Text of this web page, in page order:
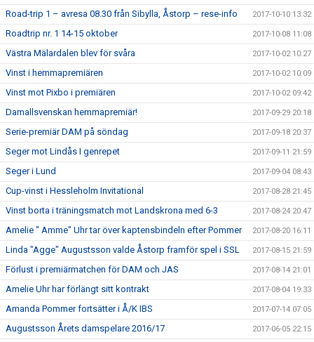
Road-trip 1 – avresa 08.30 från Sibylla, Åstorp – rese-info 2017-10-10 13:32
Roadtrip nr. 1 14-15 oktober 2017-10-08 11:08
Västra Mälardalen blev för svåra 2017-10-02 10:27
Vinst i hemmapremiären 2017-10-02 10:09
Vinst mot Pixbo i premiären 2017-10-02 09:42
Damallsvenskan hemmapremiär! 2017-09-29 20:18
Serie-premiär DAM på söndag 2017-09-18 20:37
Seger mot Lindås I genrepet 2017-09-11 21:59
Seger i Lund 2017-09-04 08:43
Cup-vinst i Hessleholm Invitational 2017-08-28 21:45
Vinst borta i träningsmatch mot Landskrona med 6-3 2017-08-24 20:47
Amelie " Amme" Uhr tar över kaptensbindeln efter Pommer 2017-08-20 16:11
Linda "Agge" Augustsson valde Åstorp framför spel i SSL 2017-08-15 21:59
Förlust i premiärmatchen för DAM och JAS 2017-08-14 21:01
Amelie Uhr har förlängt sitt kontrakt 2017-08-04 19:33
Amanda Pommer fortsätter i Å/K IBS 2017-07-14 07:05
Augustsson Årets damspelare 2016/17 2017-06-05 22:15